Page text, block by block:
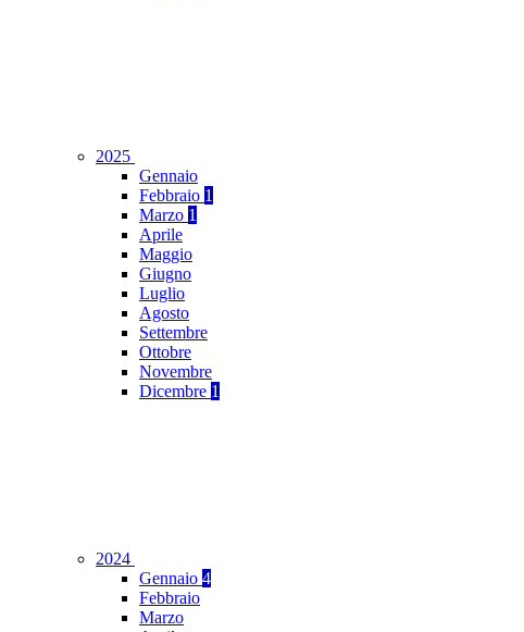
2025
Gennaio
Febbraio 1
Marzo 1
Aprile
Maggio
Giugno
Luglio
Agosto
Settembre
Ottobre
Novembre
Dicembre 1
2024
Gennaio 4
Febbraio
Marzo